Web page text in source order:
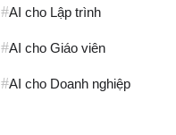
#AI cho Lập trình
#AI cho Giáo viên
#AI cho Doanh nghiệp